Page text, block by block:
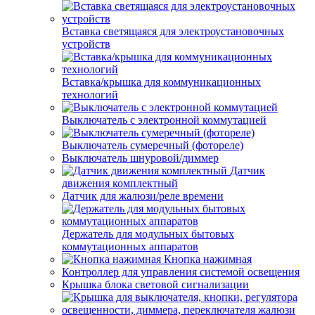
Вставка светящаяся для электроустановочных
устройств
Вставка/крышка для коммуникационных
технологий
Выключатель с электронной коммутацией
Выключатель сумеречный (фотореле)
Выключатель шнуровой/диммер
Датчик
движения комплектный
Датчик для жалюзи/реле времени
Держатель для модульных бытовых
коммутационных аппаратов
Кнопка нажимная
Контроллер для управления системой освещения
Крышка блока световой сигнализации